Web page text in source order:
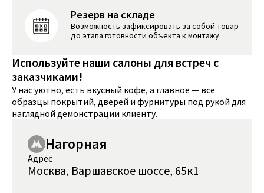
Резерв на складе
Возможность зафиксировать за собой товар
до этапа готовности объекта к монтажу.
Используйте наши салоны для встреч с
заказчиками!
У нас уютно, есть вкусный кофе, а главное — все
образцы покрытий, дверей и фурнитуры под рукой для
наглядной демонстрации клиенту.
Нагорная
Адрес
Москва, Варшавское шоссе, 65к1